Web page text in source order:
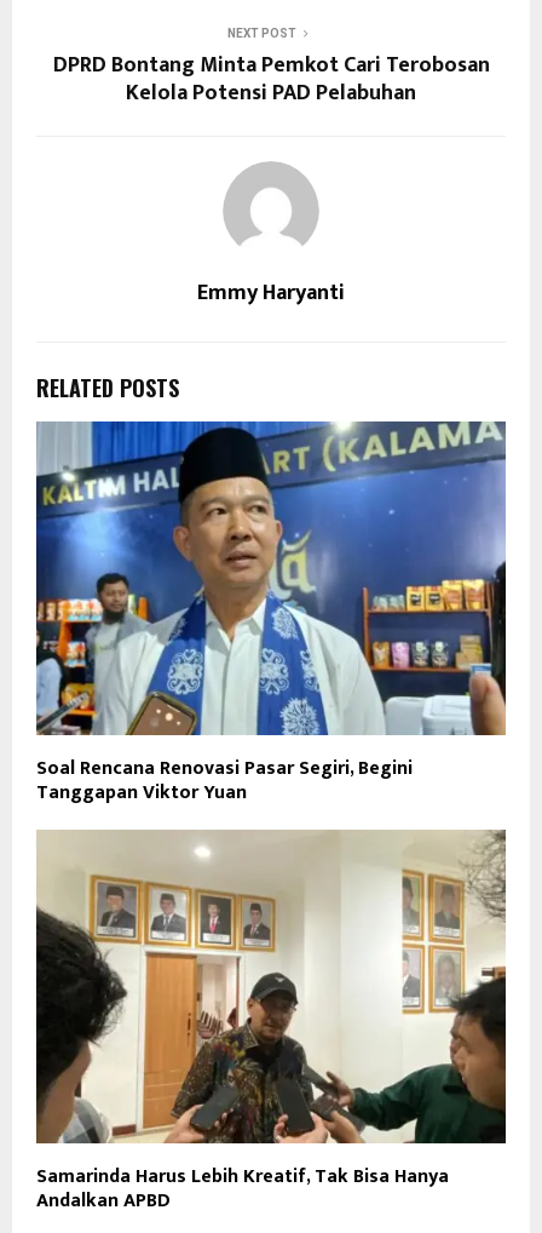
NEXT POST
DPRD Bontang Minta Pemkot Cari Terobosan
Kelola Potensi PAD Pelabuhan
Emmy Haryanti
RELATED POSTS
Soal Rencana Renovasi Pasar Segiri, Begini
Tanggapan Viktor Yuan
Samarinda Harus Lebih Kreatif, Tak Bisa Hanya
Andalkan APBD